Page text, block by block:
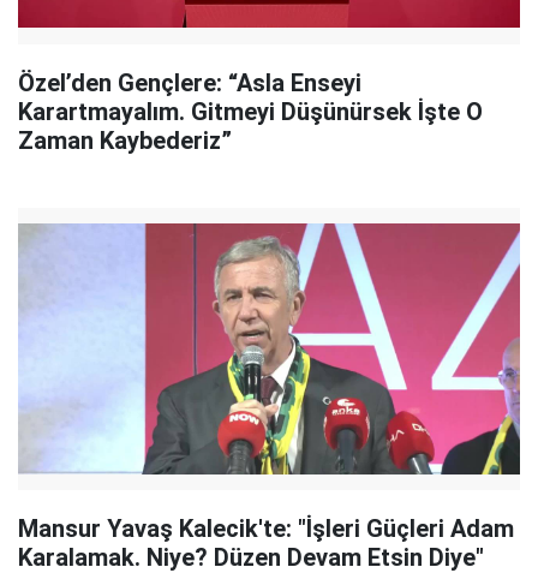
Özel’den Gençlere: “Asla Enseyi
Karartmayalım. Gitmeyi Düşünürsek İşte O
Zaman Kaybederiz”
Mansur Yavaş Kalecik'te: "İşleri Güçleri Adam
Karalamak. Niye? Düzen Devam Etsin Diye"